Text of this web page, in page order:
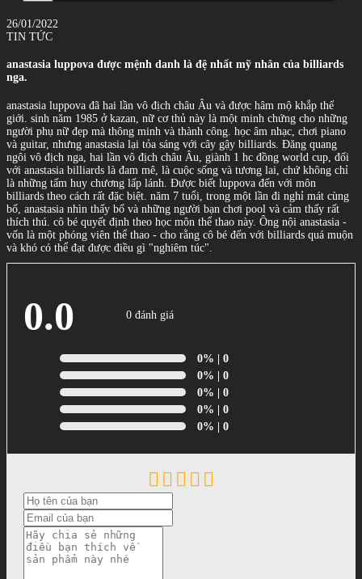
26/01/2022
TIN TỨC
anastasia luppova được mệnh danh là đệ nhất mỹ nhân của billiards
nga.
anastasia luppova đã hai lần vô địch châu Âu và được hâm mộ khắp thế
giới. sinh năm 1985 ở kazan, nữ cơ thủ này là một minh chứng cho những
người phụ nữ đẹp mà thông minh và thành công. học âm nhạc, chơi piano
và guitar, nhưng anastasia lại tỏa sáng với cây gậy billiards. Đăng quang
ngôi vô địch nga, hai lần vô địch châu Âu, giành 1 hc đồng world cup, đối
với anastasia billiards là đam mê, là cuộc sống và tương lai, chứ không chỉ
là những tấm huy chương lấp lánh. Được biết luppova đến với môn
billiards theo cách rất đặc biệt. năm 7 tuổi, trong một lần đi nghỉ mát cùng
bố, anastasia nhìn thấy bố và những người bạn chơi pool và cảm thấy rất
thích thú. cô bé quyết định theo học môn thể thao này. Ông nội anastasia -
vốn là một phóng viên thể thao - cho rằng cô bé đến với billiards quá muộn
và khó có thể đạt được điều gì "nghiêm túc".
0.0 0 đánh giá
0% | 0
0% | 0
0% | 0
0% | 0
0% | 0